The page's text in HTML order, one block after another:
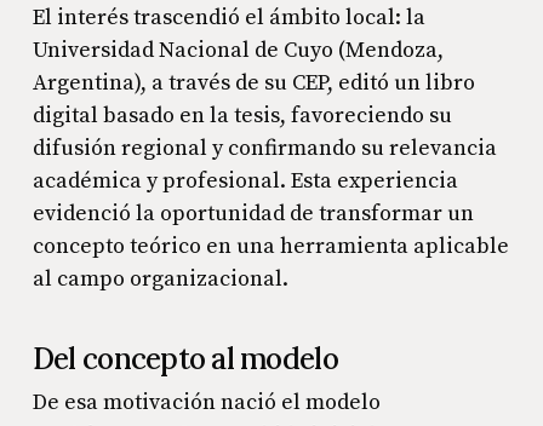
El interés trascendió el ámbito local: la
Universidad Nacional de Cuyo (Mendoza,
Argentina), a través de su CEP, editó un libro
digital basado en la tesis, favoreciendo su
difusión regional y confirmando su relevancia
académica y profesional. Esta experiencia
evidenció la oportunidad de transformar un
concepto teórico en una herramienta aplicable
al campo organizacional.
Del concepto al modelo
De esa motivación nació el modelo